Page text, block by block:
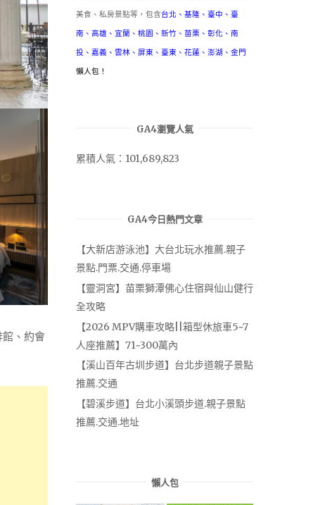
、約會
美食、私房景點等，包含台北 、 基隆 、 臺中 、 臺
南 、 高雄 、 宜蘭 、 桃園 、 新竹 、 苗栗 、 彰化 、 南
投 、 嘉義 、 雲林 、 屏東 、 臺東 、 花蓮 、 澎湖 、 金門
懶人包！
GA4瀏覽人氣
累積人氣：101,689,823
GA4今日熱門文章
【大新店游泳池】大台北玩水推薦.親子
景點.門票.交通.停車場
【靈洞宮】苗栗獅潭佛心住宿與仙山健行
全攻略
【2026 MPV購車攻略||箱型休旅車5~7
人座推薦】71~300萬內
【溪山百年古圳步道】台北步道親子景點
推薦.交通
【碧溪步道】台北小溪頭步道.親子景點
推薦.交通.地址
懶人包